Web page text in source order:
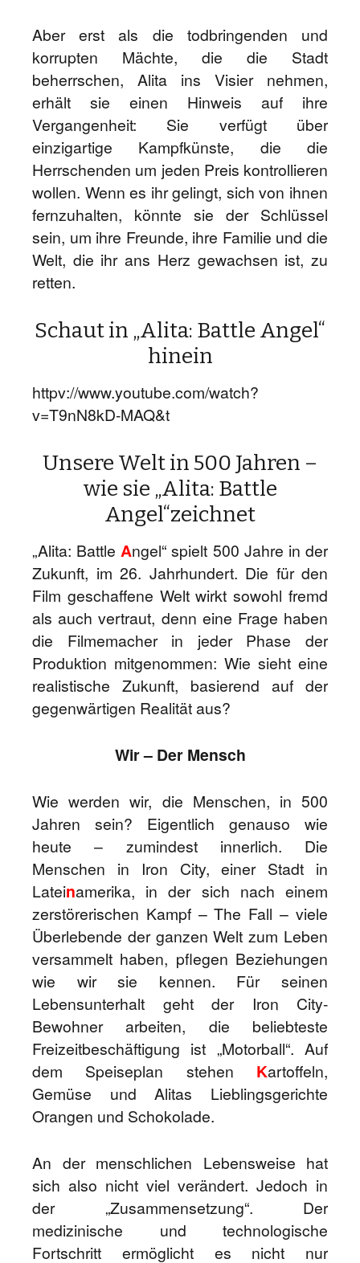
Aber erst als die todbringenden und
korrupten Mächte, die die Stadt
beherrschen, Alita ins Visier nehmen,
erhält sie einen Hinweis auf ihre
Vergangenheit: Sie verfügt über
einzigartige Kampfkünste, die die
Herrschenden um jeden Preis kontrollieren
wollen. Wenn es ihr gelingt, sich von ihnen
fernzuhalten, könnte sie der Schlüssel
sein, um ihre Freunde, ihre Familie und die
Welt, die ihr ans Herz gewachsen ist, zu
retten.
Schaut in „Alita: Battle Angel“
hinein
httpv://www.youtube.com/watch?
v=T9nN8kD-MAQ&t
Unsere Welt in 500 Jahren –
wie sie „Alita: Battle
Angel“zeichnet
„Alita: BattleAngel“ spielt 500 Jahre in der
Zukunft, im 26. Jahrhundert. Die für den
Film geschaffene Welt wirkt sowohl fremd
als auch vertraut, denn eine Frage haben
die Filmemacher in jeder Phase der
Produktion mitgenommen: Wie sieht eine
realistische Zukunft, basierend auf der
gegenwärtigen Realität aus?
Wir – Der Mensch
Wie werden wir, die Menschen, in 500
Jahren sein? Eigentlich genauso wie
heute – zumindest innerlich. Die
Menschen in Iron City, einer Stadt in
Lateinamerika, in der sich nach einem
zerstörerischen Kampf – The Fall – viele
Überlebende der ganzen Welt zum Leben
versammelt haben, pflegen Beziehungen
wie wir sie kennen. Für seinen
Lebensunterhalt geht der Iron City-
Bewohner arbeiten, die beliebteste
Freizeitbeschäftigung ist „Motorball“. Auf
dem Speiseplan stehen Kartoffeln,
Gemüse und Alitas Lieblingsgerichte
Orangen und Schokolade.
An der menschlichen Lebensweise hat
sich also nicht viel verändert. Jedoch in
der „Zusammensetzung“. Der
medizinische und technologische
Fortschritt ermöglicht es nicht nur